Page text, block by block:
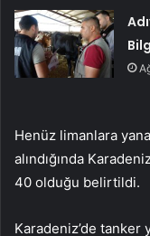
Henüz limanlara
alındığında
40 olduğu belirtildi.
Karadeniz’de tanker